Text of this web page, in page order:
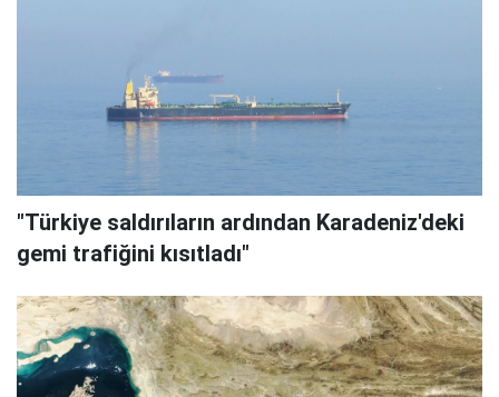
"Türkiye saldırıların ardından Karadeniz'deki
gemi trafiğini kısıtladı"